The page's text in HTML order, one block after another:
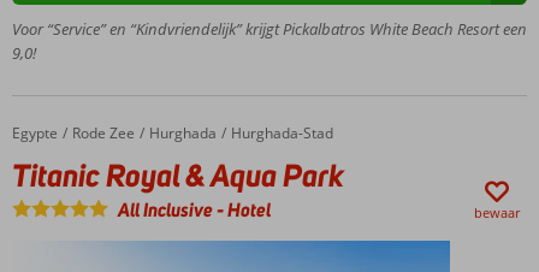
zandstrand
deur
opgelet: 4
kinderbaden,
14 glijbanen
Lekker
eten in
Voor “Service” en “Kindvriendelijk” krijgt Pickalbatros White Beach Resort een
9,0!
Home
Egypte Rode Zee Hurghada Hurghada-Stad
Titanic Royal & Aqua Park
Titanic Royal & Aqua Park
All Inclusive-Hotel bewaar